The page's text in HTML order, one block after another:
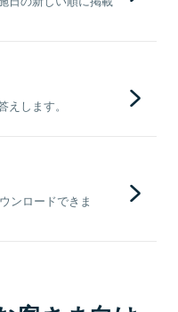
します。
ンロードできま